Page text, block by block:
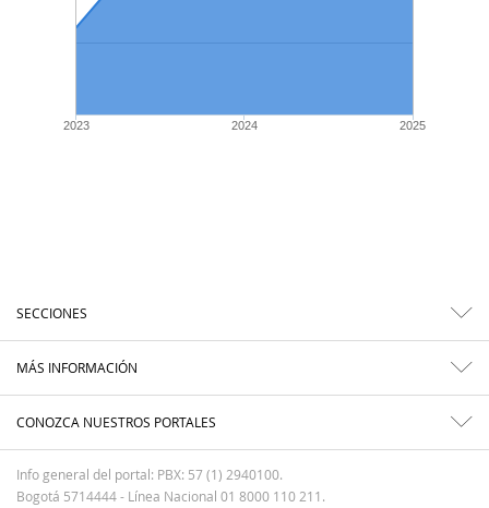
2023 2024 2025
SECCIONES
MÁS INFORMACIÓN
CONOZCA NUESTROS PORTALES
Info general del portal: PBX: 57 (1) 2940100.
Bogotá 5714444 - Línea Nacional 01 8000 110 211.